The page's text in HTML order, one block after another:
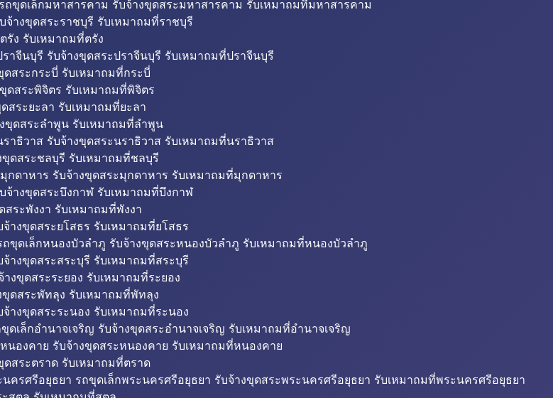
ขุดเล็กมหาสารคาม รับจ้างขุดสระมหาสารคาม รับเหมาถมที่มหาสารคาม
จ้างขุดสระราชบุรี รับเหมาถมที่ราชบุรี
รัง รับเหมาถมที่ตรัง
าจีนบุรี รับจ้างขุดสระปราจีนบุรี รับเหมาถมที่ปราจีนบุรี
สระกระบี่ รับเหมาถมที่กระบี่
ดสระพิจิตร รับเหมาถมที่พิจิตร
สระยะลา รับเหมาถมที่ยะลา
ขุดสระลำพูน รับเหมาถมที่ลำพูน
าธิวาส รับจ้างขุดสระนราธิวาส รับเหมาถมที่นราธิวาส
ดสระชลบุรี รับเหมาถมที่ชลบุรี
ดาหาร รับจ้างขุดสระมุกดาหาร รับเหมาถมที่มุกดาหาร
จ้างขุดสระบึงกาฬ รับเหมาถมที่บึงกาฬ
สระพังงา รับเหมาถมที่พังงา
างขุดสระยโสธร รับเหมาถมที่ยโสธร
ดเล็กหนองบัวลำภู รับจ้างขุดสระหนองบัวลำภู รับเหมาถมที่หนองบัวลำภู
างขุดสระสระบุรี รับเหมาถมที่สระบุรี
งขุดสระระยอง รับเหมาถมที่ระยอง
ดสระพัทลุง รับเหมาถมที่พัทลุง
างขุดสระระนอง รับเหมาถมที่ระนอง
เล็กอำนาจเจริญ รับจ้างขุดสระอำนาจเจริญ รับเหมาถมที่อำนาจเจริญ
องคาย รับจ้างขุดสระหนองคาย รับเหมาถมที่หนองคาย
ดสระตราด รับเหมาถมที่ตราด
รศรีอยุธยา รถขุดเล็กพระนครศรีอยุธยา รับจ้างขุดสระพระนครศรีอยุธยา รับเหมาถมที่พระนครศรีอยุธยา